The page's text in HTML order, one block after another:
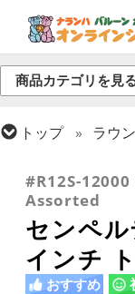
商品カテゴリを見
トップ ラウ
#R12S-
Assorted
センペ
インチ
おすすめ